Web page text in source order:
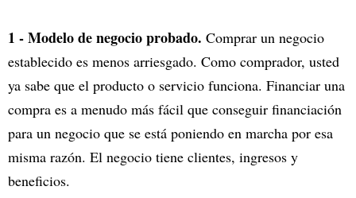
1 - Modelo de negocio probado. Comprar un negocio
establecido es menos arriesgado. Como comprador, usted
ya sabe que el producto o servicio funciona. Financiar una
compra es a menudo más fácil que conseguir financiación
para un negocio que se está poniendo en marcha por esa
misma razón. El negocio tiene clientes, ingresos y
beneficios.